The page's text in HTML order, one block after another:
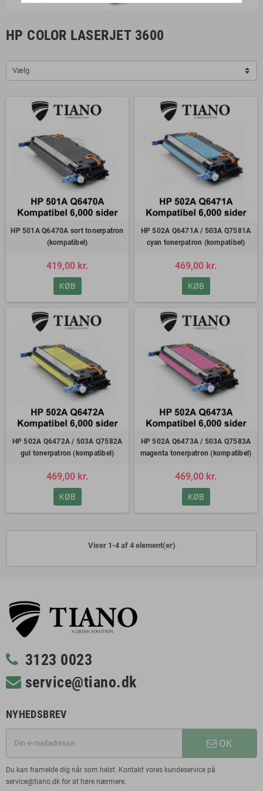
HP COLOR LASERJET 3600
Vælg
HP 501A Q6470A sort tonerpatron
(kompatibel)
419,00 kr.
KØB
HP 502A Q6471A / 503A Q7581A
cyan tonerpatron (kompatibel)
469,00 kr.
KØB
HP 502A Q6472A / 503A Q7582A
gul tonerpatron (kompatibel)
469,00 kr.
KØB
HP 502A Q6473A / 503A Q7583A
magenta tonerpatron (kompatibel)
469,00 kr.
KØB
Viser 1-4 af 4 element(er)
3123 0023
service@tiano.dk
NYHEDSBREV
OK
Du kan framelde dig når som helst. Kontakt vores kundeservice på
service@tiano.dk for at høre nærmere.